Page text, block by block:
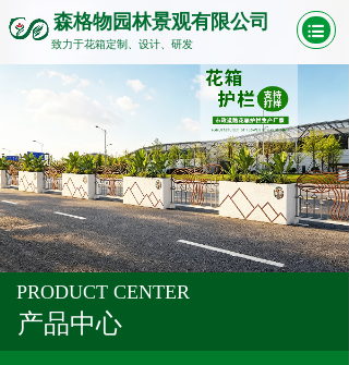
森格物园林景观有限公司
致力于花箱定制、设计、研发
产品中心
PRODUCT CENTER